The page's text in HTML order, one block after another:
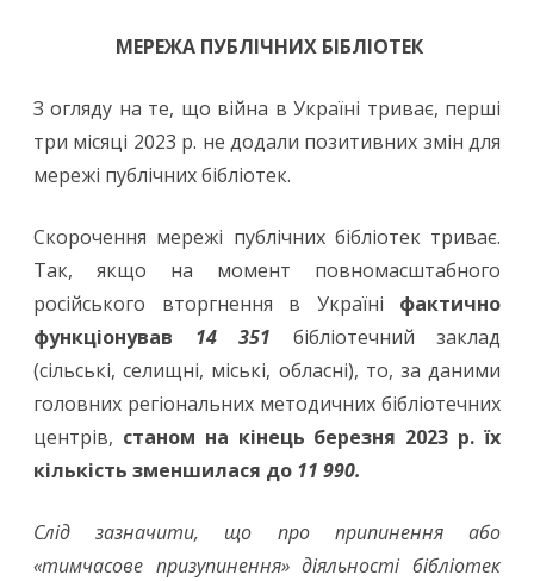
МЕРЕЖА ПУБЛІЧНИХ БІБЛІОТЕК
З огляду на те, що війна в Україні триває, перші
три місяці 2023 р. не додали позитивних змін для
мережі публічних бібліотек.
Скорочення мережі публічних бібліотек триває.
Так, якщо на момент повномасштабного
російського вторгнення в Україні фактично
функціонував 14 351 бібліотечний заклад
(сільські, селищні, міські, обласні), то, за даними
головних регіональних методичних бібліотечних
центрів, станом на кінець березня 2023 р. їх
кількість зменшилася до 11 990.
Слід зазначити, що про припинення або
«тимчасове призупинення» діяльності бібліотек